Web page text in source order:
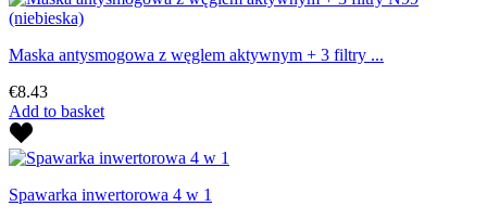
Maska antysmogowa z węglem aktywnym + 3 filtry ...
€8.43
Add to basket
Spawarka inwertorowa 4 w 1